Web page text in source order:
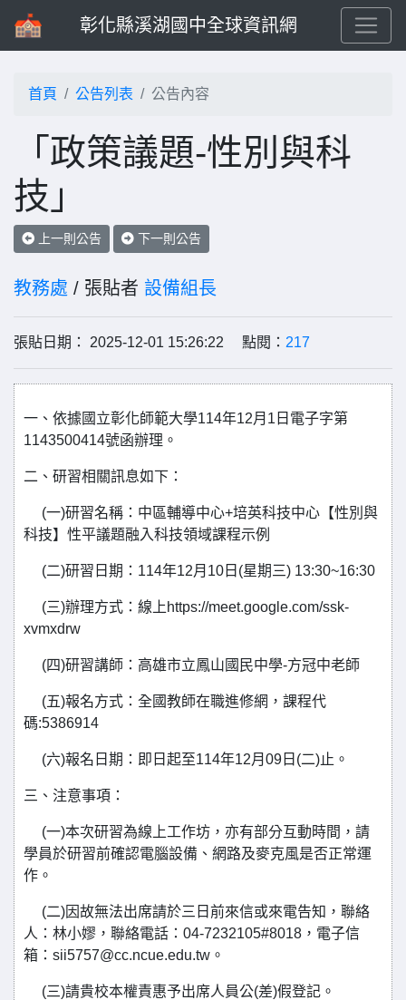
彰化縣溪湖國中全球資訊網
首頁 公告列表 公告內容
「政策議題-性別與科
技」
上一則公告 下一則公告
教務處 / 張貼者 設備組長
張貼日期： 2025-12-01 15:26:22 點閱： 217
一、依據國立彰化師範大學114年12月1日電子字第
1143500414號函辦理。
二、研習相關訊息如下：
(一)研習名稱：中區輔導中心+培英科技中心【性別與
科技】性平議題融入科技領域課程示例
(二)研習日期：114年12月10日(星期三) 13:30~16:30
(三)辦理方式：線上https://meet.google.com/ssk-
xvmxdrw
(四)研習講師：高雄市立鳳山國民中學-方冠中老師
(五)報名方式：全國教師在職進修網，課程代
碼:5386914
(六)報名日期：即日起至114年12月09日(二)止。
三、注意事項：
(一)本次研習為線上工作坊，亦有部分互動時間，請
學員於研習前確認電腦設備、網路及麥克風是否正常運
作。
(二)因故無法出席請於三日前來信或來電告知，聯絡
人：林小嫪，聯絡電話：04-7232105#8018，電子信
箱：sii5757@cc.ncue.edu.tw。
(三)請貴校本權責惠予出席人員公(差)假登記。